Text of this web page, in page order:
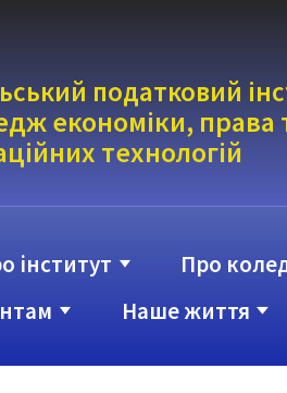
податковий
економіки, права
йних технологій
інститут
Про
Наше життя